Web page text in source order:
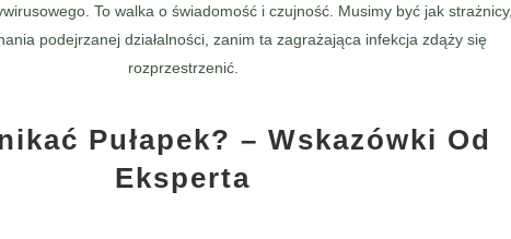
To walka o świadomość i czujność. Musimy być jak strażnicy,
podejrzanej działalności, zanim ta zagrażająca infekcja zdąży się
rozprzestrzenić.
Pułapek? – Wskazówki Od
Eksperta